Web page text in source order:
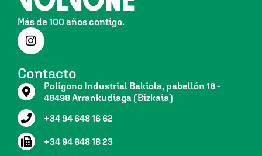
Más de 100 años contigo.
Contacto
Polígono Industrial Bakiola, pabellón 18 -
48498 Arrankudiaga (Bizkaia)
+34 94 648 16 62
+34 94 648 18 23